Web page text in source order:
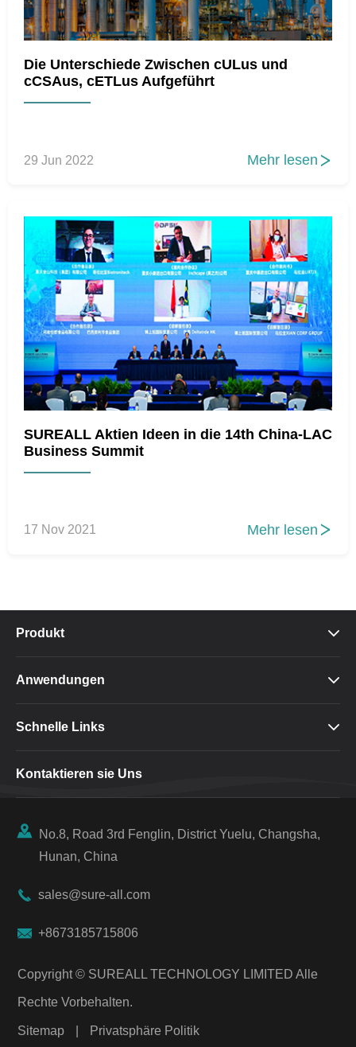
Die Unterschiede Zwischen cULus und
cCSAus, cETLus Aufgeführt
29 Jun 2022 Mehr lesen 
SUREALL Aktien Ideen in die 14th China-LAC
Business Summit
17 Nov 2021 Mehr lesen 
Produkt 
Anwendungen 
Schnelle Links 
Kontaktieren sie Uns

No.8, Road 3rd Fenglin, District Yuelu, Changsha,
Hunan, China
 sales@sure-all.com
 +8673185715806
Copyright © SUREALL TECHNOLOGY LIMITED Alle
Rechte Vorbehalten.
Sitemap Privatsphäre Politik